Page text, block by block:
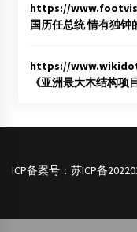
https://
国历任总统 情有独钟
https://
《亚洲最大木结构项
ICP备案号： 苏ICP备